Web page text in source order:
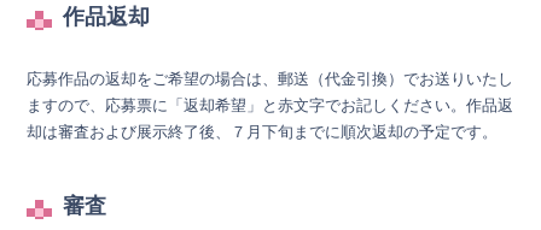
作品返却
応募作品の返却をご希望の場合は、郵送（代金引換）でお送りいたし
ますので、応募票に「返却希望」と赤文字でお記しください。作品返
却は審査および展示終了後、７月下旬までに順次返却の予定です。
審査